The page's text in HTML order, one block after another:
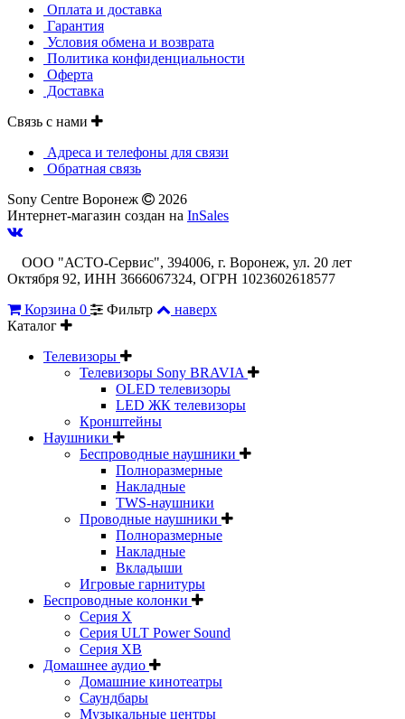
Оплата и доставка
Гарантия
Условия обмена и возврата
Политика конфиденциальности
Оферта
Доставка
Связь с нами
Адреса и телефоны для связи
Обратная связь
Sony Centre Воронеж
2026
Интернет-магазин создан на InSales
ООО "АСТО-Сервис", 394006, г. Воронеж, ул. 20 лет
Октября 92, ИНН 3666067324, ОГРН 1023602618577
Корзина 0 Фильтр
наверх
Каталог
Телевизоры
Телевизоры Sony BRAVIA
OLED телевизоры
LED ЖК телевизоры
Кронштейны
Наушники
Беспроводные наушники
Полноразмерные
Накладные
TWS-наушники
Проводные наушники
Полноразмерные
Накладные
Вкладыши
Игровые гарнитуры
Беспроводные колонки
Серия X
Серия ULT Power Sound
Серия XB
Домашнее аудио
Домашние кинотеатры
Саундбары
Музыкальные центры